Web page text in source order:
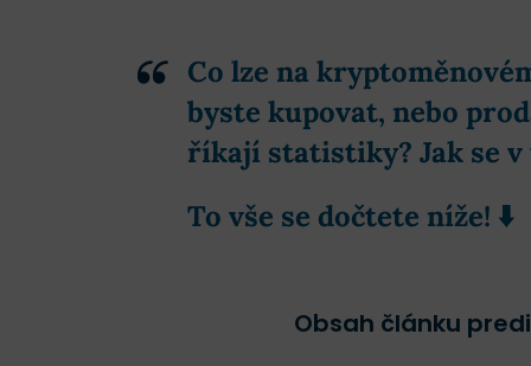
Co lze na
byste kupovat, nebo
říkají statistiky? Jak se
To vše se dočtete níže! ⬇️
Obsah článku